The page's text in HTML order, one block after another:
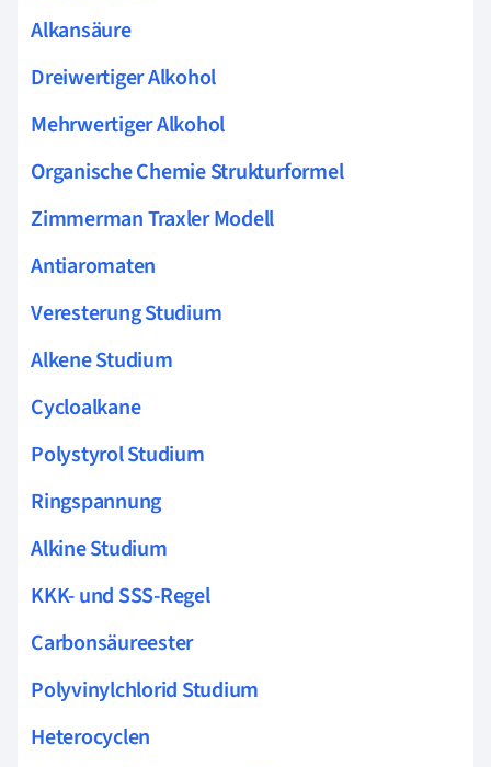
Alkansäure
Dreiwertiger Alkohol
Mehrwertiger Alkohol
Organische Chemie Strukturformel
Zimmerman Traxler Modell
Antiaromaten
Veresterung Studium
Alkene Studium
Cycloalkane
Polystyrol Studium
Ringspannung
Alkine Studium
KKK- und SSS-Regel
Carbonsäureester
Polyvinylchlorid Studium
Heterocyclen